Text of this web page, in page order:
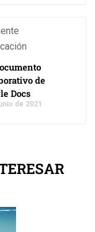
de
Docs
de 2021